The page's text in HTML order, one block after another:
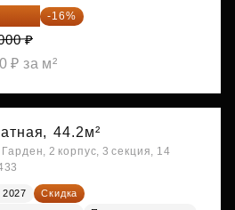
800 ₽ -16%
₽
₽ за м²
44.2м²
2 корпус, 3 секция, 14
2027
Скидка